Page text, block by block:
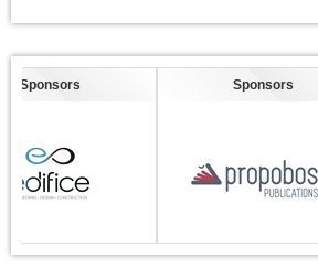
Sponsors Sponsors